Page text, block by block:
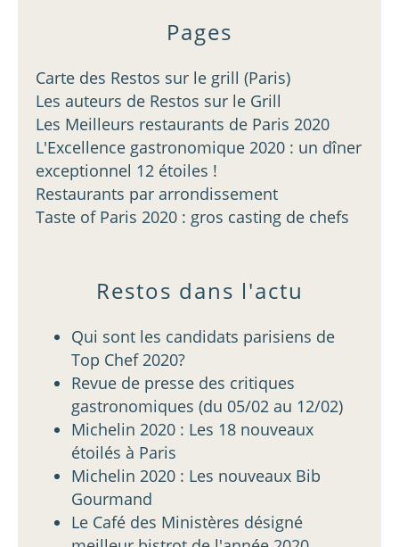
Pages
Carte des Restos sur le grill (Paris)
Les auteurs de Restos sur le Grill
Les Meilleurs restaurants de Paris 2020
L'Excellence gastronomique 2020 : un dîner
exceptionnel 12 étoiles !
Restaurants par arrondissement
Taste of Paris 2020 : gros casting de chefs
Restos dans l'actu
Qui sont les candidats parisiens de
Top Chef 2020?
Revue de presse des critiques
gastronomiques (du 05/02 au 12/02)
Michelin 2020 : Les 18 nouveaux
étoilés à Paris
Michelin 2020 : Les nouveaux Bib
Gourmand
Le Café des Ministères désigné